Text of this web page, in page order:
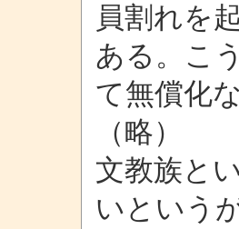
員割れを
ある。こ
て無償化
（略）
文教族と
いという